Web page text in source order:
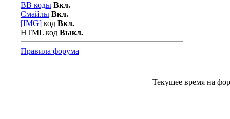
BB коды Вкл.
Смайлы Вкл.
[IMG] код Вкл.
HTML код Выкл.
Правила форума
Текущее время на